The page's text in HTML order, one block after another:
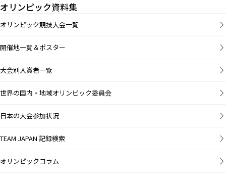
オリンピック資料集
オリンピック競技大会一覧
開催地一覧＆ポスター
大会別入賞者一覧
世界の国内・地域オリンピック委員会
日本の大会参加状況
TEAM JAPAN 記録検索
オリンピックコラム